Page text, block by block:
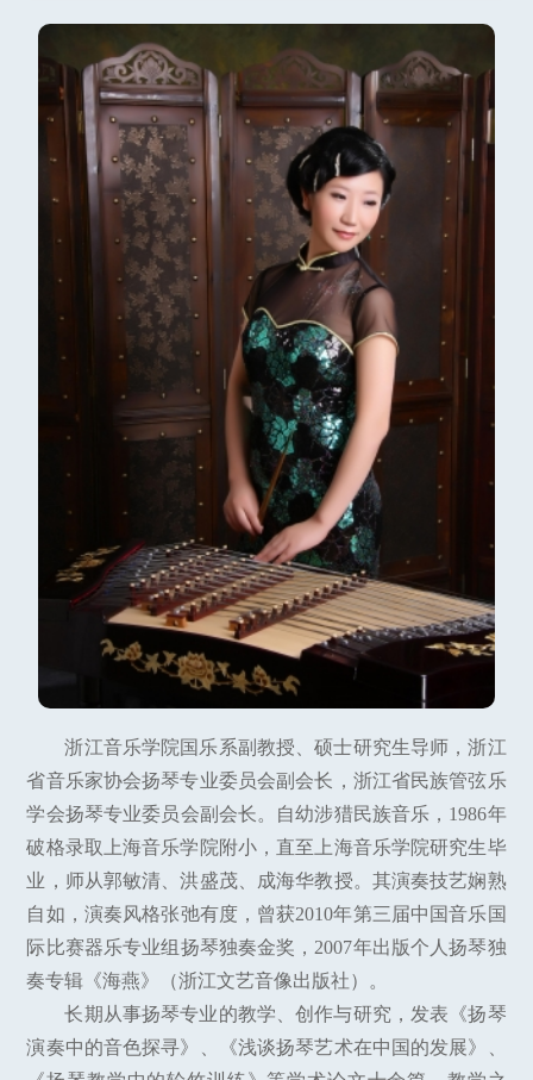
浙江音乐学院国乐系副教授、硕士研究生导师，浙江
省音乐家协会扬琴专业委员会副会长，浙江省民族管弦乐
学会扬琴专业委员会副会长。自幼涉猎民族音乐，1986年
破格录取上海音乐学院附小，直至上海音乐学院研究生毕
业，师从郭敏清、洪盛茂、成海华教授。其演奏技艺娴熟
自如，演奏风格张弛有度，曾获2010年第三届中国音乐国
际比赛器乐专业组扬琴独奏金奖，2007年出版个人扬琴独
奏专辑《海燕》（浙江文艺音像出版社）。
长期从事扬琴专业的教学、创作与研究，发表《扬琴
演奏中的音色探寻》、《浅谈扬琴艺术在中国的发展》、